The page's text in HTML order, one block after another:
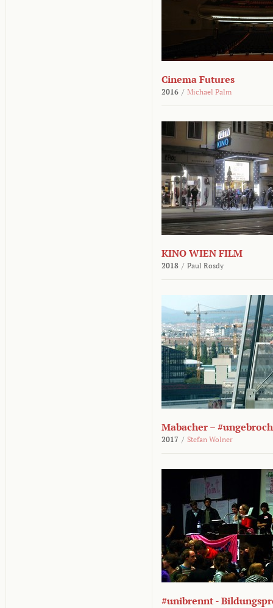
Cinema Futures
2016 / Michael Palm
KINO WIEN FILM
2018 / Paul Rosdy
Mabacher –
2017 / Stefan Wolner
#unibrennt -